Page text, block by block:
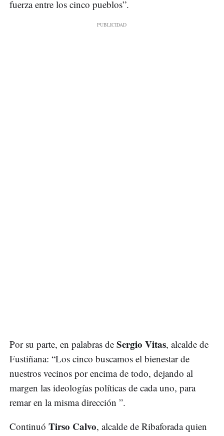
fuerza entre los cinco pueblos”.
Por su parte, en palabras de Sergio Vitas, alcalde de
Fustiñana: “Los cinco buscamos el bienestar de
nuestros vecinos por encima de todo, dejando al
margen las ideologías políticas de cada uno, para
remar en la misma dirección ”.
Continuó Tirso Calvo, alcalde de Ribaforada quien